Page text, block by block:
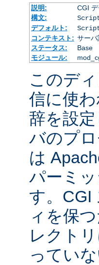
説明:
CGI
構文:
デフォルト:
コンテキスト: サー
ステータス:
Base
モジュール:
このデ
信に使
辞を設
バのプ
は
パーミ
す。CGI
ィを保
レクト
ってい